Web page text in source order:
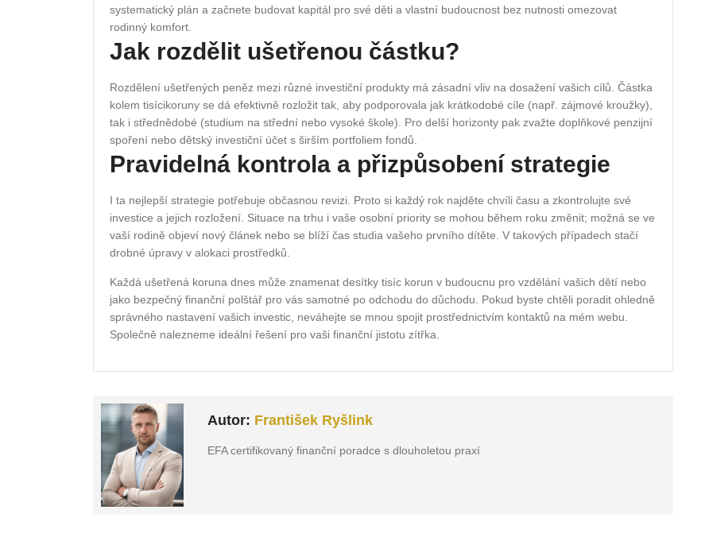
systematický plán a začnete budovat kapitál pro své děti a vlastní budoucnost bez nutnosti omezovat
rodinný komfort.
Jak rozdělit ušetřenou částku?
Rozdělení ušetřených peněz mezi různé investiční produkty má zásadní vliv na dosažení vašich cílů. Částka
kolem tisícikoruny se dá efektivně rozložit tak, aby podporovala jak krátkodobé cíle (např. zájmové kroužky),
tak i střednědobé (studium na střední nebo vysoké škole). Pro delší horizonty pak zvažte doplňkové penzijní
spoření nebo dětský investiční účet s širším portfoliem fondů.
Pravidelná kontrola a přizpůsobení strategie
I ta nejlepší strategie potřebuje občasnou revizi. Proto si každý rok najděte chvíli času a zkontrolujte své
investice a jejich rozložení. Situace na trhu i vaše osobní priority se mohou během roku změnit; možná se ve
vaší rodině objeví nový článek nebo se blíží čas studia vašeho prvního dítěte. V takových případech stačí
drobné úpravy v alokaci prostředků.
Každá ušetřená koruna dnes může znamenat desítky tisíc korun v budoucnu pro vzdělání vašich dětí nebo
jako bezpečný finanční polštář pro vás samotné po odchodu do důchodu. Pokud byste chtěli poradit ohledně
správného nastavení vašich investic, neváhejte se mnou spojit prostřednictvím kontaktů na mém webu.
Společně nalezneme ideální řešení pro vaši finanční jistotu zítřka.
Autor: František Ryšlink
EFA certifikovaný finanční poradce s dlouholetou praxí